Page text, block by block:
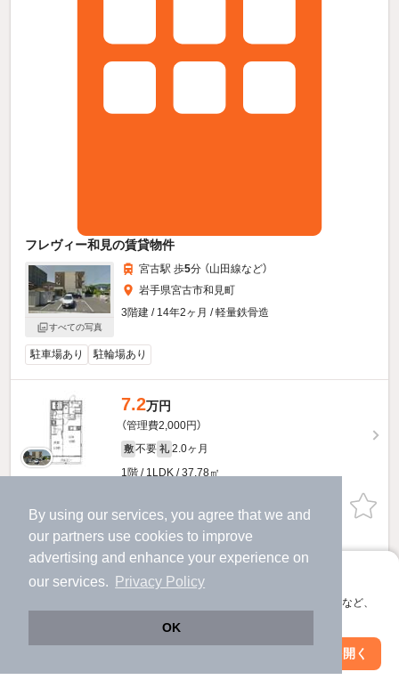
By using our services, you agree that we and
our partners use cookies to improve
advertising and enhance your experience on
our services.
Privacy Policy
OK
アプリに切り替えて、サクサクお部屋探し
会員登録なしですぐ使える。マップ検索やお気に入り保存など、
アプリを開く
フレヴィー和見の賃貸物件
すべての写真
宮古駅 歩5分 （山田線など）
岩手県宮古市和見町
3階建 / 14年2ヶ月 / 軽量鉄骨造
駐車場あり 駐輪場あり
7.2万円
（管理費2,000円）
敷 不要 礼 2.0ヶ月
1階 / 1LDK / 37.78㎡
お問い合わせ （無料）
提供
フレヴィー和見のすべての部屋を見る
他の人はこんな条件で絞り込んでいます！
絞り込み条件を変更